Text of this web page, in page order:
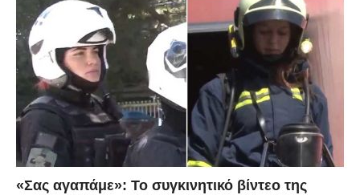
«Σας αγαπάμε»: Το συγκινητικό βίντεο της